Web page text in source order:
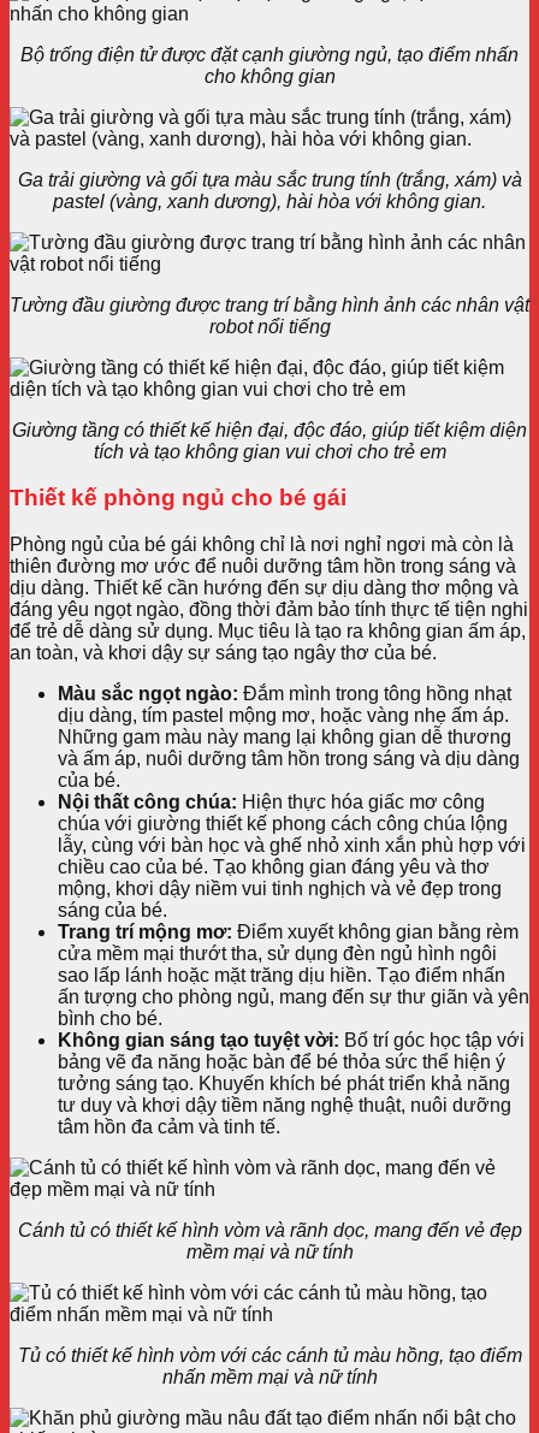
Bộ trống điện tử được đặt cạnh giường ngủ, tạo điểm nhấn
cho không gian
Ga trải giường và gối tựa màu sắc trung tính (trắng, xám) và
pastel (vàng, xanh dương), hài hòa với không gian.
Tường đầu giường được trang trí bằng hình ảnh các nhân vật
robot nổi tiếng
Giường tầng có thiết kế hiện đại, độc đáo, giúp tiết kiệm diện
tích và tạo không gian vui chơi cho trẻ em
Thiết kế phòng ngủ cho bé gái
Phòng ngủ của bé gái không chỉ là nơi nghỉ ngơi mà còn là
thiên đường mơ ước để nuôi dưỡng tâm hồn trong sáng và
dịu dàng. Thiết kế cần hướng đến sự dịu dàng thơ mộng và
đáng yêu ngọt ngào, đồng thời đảm bảo tính thực tế tiện nghi
để trẻ dễ dàng sử dụng. Mục tiêu là tạo ra không gian ấm áp,
an toàn, và khơi dậy sự sáng tạo ngây thơ của bé.
Màu sắc ngọt ngào: Đắm mình trong tông hồng nhạt
dịu dàng, tím pastel mộng mơ, hoặc vàng nhẹ ấm áp.
Những gam màu này mang lại không gian dễ thương
và ấm áp, nuôi dưỡng tâm hồn trong sáng và dịu dàng
của bé.
Nội thất công chúa: Hiện thực hóa giấc mơ công
chúa với giường thiết kế phong cách công chúa lộng
lẫy, cùng với bàn học và ghế nhỏ xinh xắn phù hợp với
chiều cao của bé. Tạo không gian đáng yêu và thơ
mộng, khơi dậy niềm vui tinh nghịch và vẻ đẹp trong
sáng của bé.
Trang trí mộng mơ: Điểm xuyết không gian bằng rèm
cửa mềm mại thướt tha, sử dụng đèn ngủ hình ngôi
sao lấp lánh hoặc mặt trăng dịu hiền. Tạo điểm nhấn
ấn tượng cho phòng ngủ, mang đến sự thư giãn và yên
bình cho bé.
Không gian sáng tạo tuyệt vời: Bố trí góc học tập với
bảng vẽ đa năng hoặc bàn để bé thỏa sức thể hiện ý
tưởng sáng tạo. Khuyến khích bé phát triển khả năng
tư duy và khơi dậy tiềm năng nghệ thuật, nuôi dưỡng
tâm hồn đa cảm và tinh tế.
Cánh tủ có thiết kế hình vòm và rãnh dọc, mang đến vẻ đẹp
mềm mại và nữ tính
Tủ có thiết kế hình vòm với các cánh tủ màu hồng, tạo điểm
nhấn mềm mại và nữ tính